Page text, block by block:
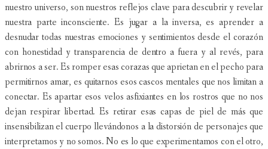
nuestro universo, son nuestros reflejos clave para descubrir y revelar
nuestra parte inconsciente. Es jugar a la inversa, es aprender a
desnudar todas nuestras emociones y sentimientos desde el corazón
con honestidad y transparencia de dentro a fuera y al revés, para
abrirnos a ser. Es romper esas corazas que aprietan en el pecho para
permitirnos amar, es quitarnos esos cascos mentales que nos limitan a
conectar. Es apartar esos velos asfixiantes en los rostros que no nos
dejan respirar libertad. Es retirar esas capas de piel de más que
insensibilizan el cuerpo llevándonos a la distorsión de personajes que
interpretamos y no somos. No es lo que experimentamos con el otro,